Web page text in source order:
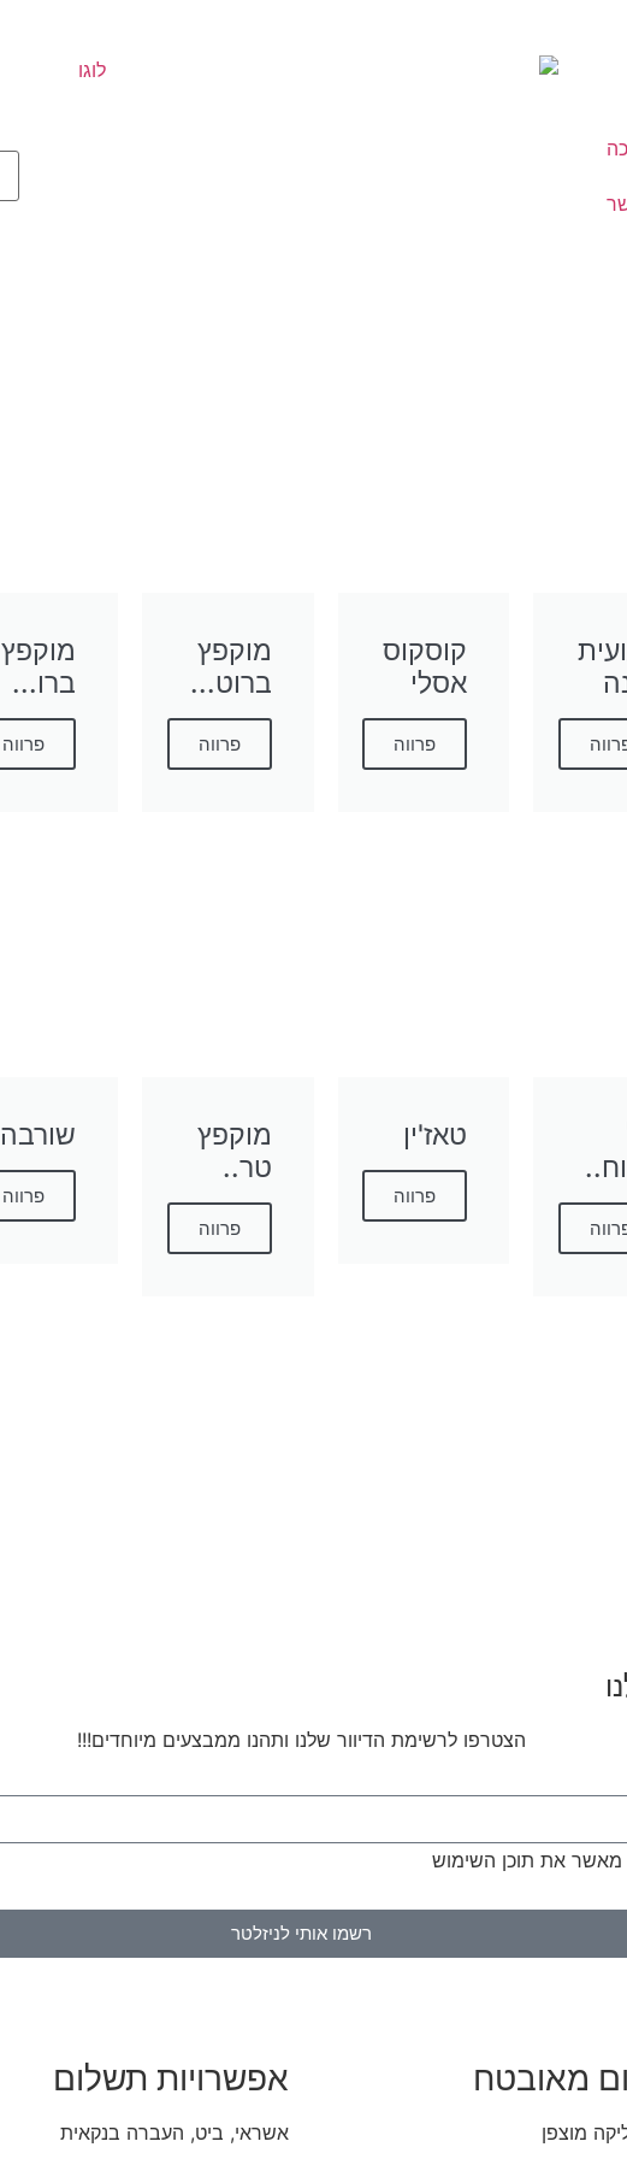
קוסקוס
אסלי
פרווה
מוקפץ
ברוט...
פרווה
מוקפץ
ברו...
פרווה
טאז'ין
פרווה
מוקפץ
טר..
פרווה
שורבה
פרווה
הצטרפו לרשימת הדיוור שלנו ותהנו ממבצעים מיוחדים!!!
מאשר את תוכן השימוש
רשמו אותי לניזלטר
מאובטח
מוצפן
אפשרויות תשלום
אשראי, ביט, העברה בנקאית